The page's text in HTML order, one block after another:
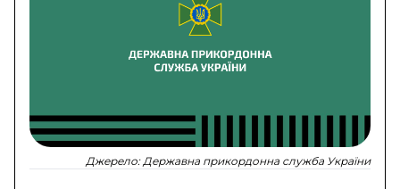
Джерело: Державна прикордонна служба України